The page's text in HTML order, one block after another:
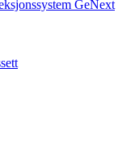
GeNext